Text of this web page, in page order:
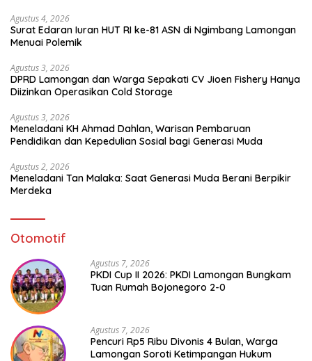
Agustus 4, 2026
Surat Edaran Iuran HUT RI ke-81 ASN di Ngimbang Lamongan
Menuai Polemik
Agustus 3, 2026
DPRD Lamongan dan Warga Sepakati CV Jioen Fishery Hanya
Diizinkan Operasikan Cold Storage
Agustus 3, 2026
Meneladani KH Ahmad Dahlan, Warisan Pembaruan
Pendidikan dan Kepedulian Sosial bagi Generasi Muda
Agustus 2, 2026
Meneladani Tan Malaka: Saat Generasi Muda Berani Berpikir
Merdeka
Otomotif
Agustus 7, 2026
PKDI Cup II 2026: PKDI Lamongan Bungkam
Tuan Rumah Bojonegoro 2-0
Agustus 7, 2026
Pencuri Rp5 Ribu Divonis 4 Bulan, Warga
Lamongan Soroti Ketimpangan Hukum